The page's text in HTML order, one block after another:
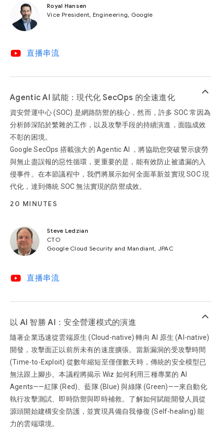
Royal Hansen
Vice President, Engineering, Google
video_youtube 直播串流
Agentic AI 賦能：現代化 SecOps 的全速進化
資安營運中心 (SOC) 是網路防禦的核心，然而，許多 SOC 常因為
分析師深陷於繁雜的工作，以及攻擊手段的持續演進，面臨成效
不彰的困境。
Google SecOps 搭載強大的 Agentic AI ，將協助您突破警示疲勞
與無止盡誤報的惡性循環，更重要的是，能有效防止被遺漏的入
侵事件。在本節議程中，我們將展示如何全面革新並實現 SOC 現
代化，達到傳統 SOC 無法實現的防禦成效。
20 MINUTES
Steve Ledzian
CTO
Google Cloud Security and Mandiant, JPAC
video_youtube 直播串流
keyboard_arrow_up
以 AI 智勝 AI：安全營運模式的演進
隨著企業迅速從雲端原生 (Cloud-native) 轉向 AI 原生 (AI-native)
開發，攻擊面正以前所未有的速度擴張。當新漏洞的受攻擊時間
(Time-to-Exploit) 從數年縮短至僅僅數天時，傳統的安全模型已
無法跟上腳步。本議程將揭示 Wiz 如何利用三種專業的 AI
Agents——紅隊 (Red)、藍隊 (Blue) 與綠隊 (Green)——來自動化
執行攻擊測試、即時防禦與即時補救。了解如何賦能開發人員從
源頭開始建構安全防護，並實現具備自我修復 (Self-healing) 能
力的雲端環境。
keyboard_arrow_up